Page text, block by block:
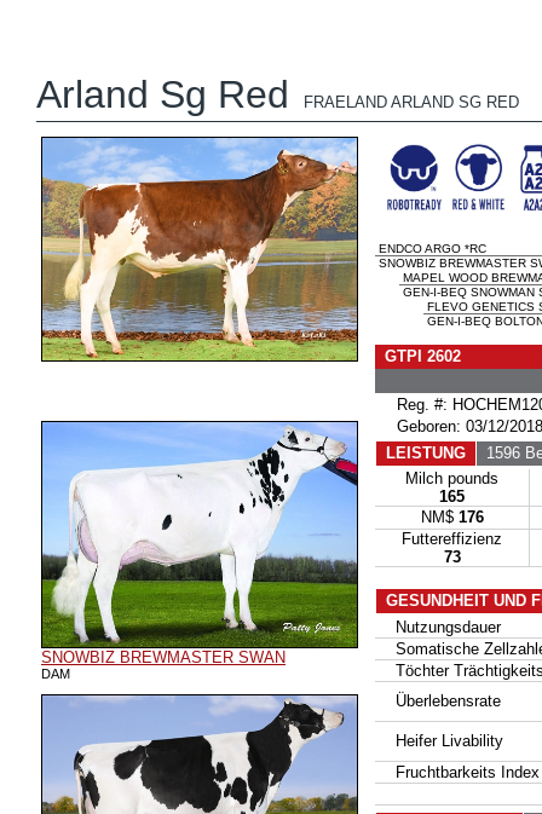
Arland Sg Red FRAELAND ARLAND SG RED
SNOWBIZ BREWMASTER SWAN
DAM
ENDCO ARGO *RC
SNOWBIZ BREWMASTER
MAPEL WOOD
GEN-I-BEQ SNOWMAN
FLEVO GENETICS
GEN-I-BEQ
GTPI 2602
Reg. #:
Geboren: 03/12/2018
LEISTUNG
1596
Milch pounds
165
NM$ 176
Futtereffizienz
73
GESUNDHEIT UND
Nutzungsdauer
Somatische
Töchter
Überlebensrate
Heifer Livability
Fruchtbarkeits Index